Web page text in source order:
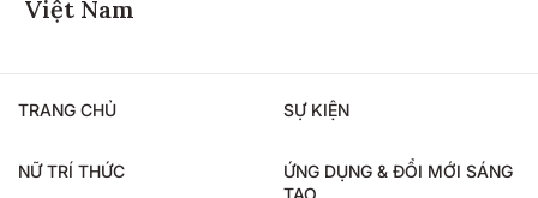
TRANG CHỦ SỰ KIỆN
NỮ TRÍ THỨC
ỨNG DỤNG & ĐỔI MỚI SÁNG
TẠO